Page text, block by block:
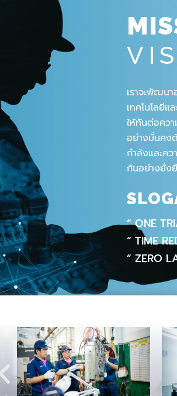
เราจะพัฒน
เทคโนโลยี
ให้ทันต่อคว
อย่างมั่นคง
กำลังและคว
กันอย่างยั่ง
“ ONE
“ TIME
“ ZERO